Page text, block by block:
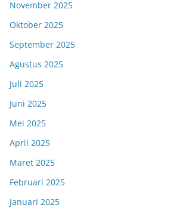
November 2025
Oktober 2025
September 2025
Agustus 2025
Juli 2025
Juni 2025
Mei 2025
April 2025
Maret 2025
Februari 2025
Januari 2025